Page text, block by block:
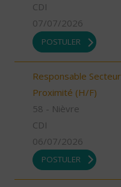
CDI
07/07/2026
POSTULER
Responsable
Proximité (H/F)
58 - Nièvre
CDI
06/07/2026
POSTULER